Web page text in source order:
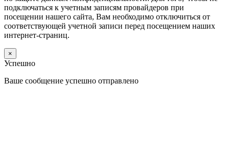
подключаться к учетным записям провайдеров при
посещении нашего сайта, Вам необходимо отключиться от
соответствующей учетной записи перед посещением наших
интернет-страниц.
×
Успешно
Ваше сообщение успешно отправлено